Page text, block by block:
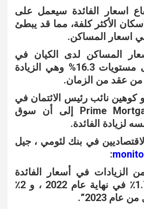
اسعار الفائدة سيعمل على
الأكثر كلفة، مما قد يبطئ
في اسعار المساكن.
المساكن لدى الكيان في
الارتفاع لتتخطى مستويات 16.3% وهي الزيادة
من عقد من الزمان.
كوهين نائب رئيس الائتمان في
Prime Mortgage Company إلى أن سوق
لزيادة الفائدة.
في بنك لئومي ، جيل
:
الزيادات في أسعار الفائدة
إلى مستوى 1.75٪ في نهاية عام 2022 ، و 2٪
2023”.